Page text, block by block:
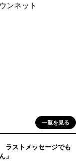
ンネット
一覧を見る
ラストメッセージでも
」